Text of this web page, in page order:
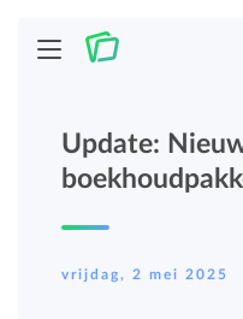
Update:
vrijdag, 2 mei 2025